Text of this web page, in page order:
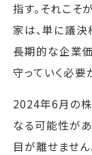
指す。それこそ
家は、単に議
長期的な企業
守っていく必要
2024年6月の
なる可能性があ
目が離せません